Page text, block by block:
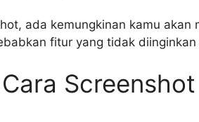
ada kemungkinan kamu akan
fitur yang tidak diinginkan